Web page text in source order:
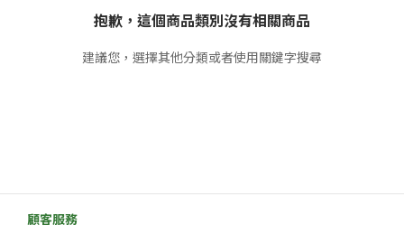
抱歉，這個商品類別沒有相關商品
建議您，選擇其他分類或者使用關鍵字搜尋
顧客服務